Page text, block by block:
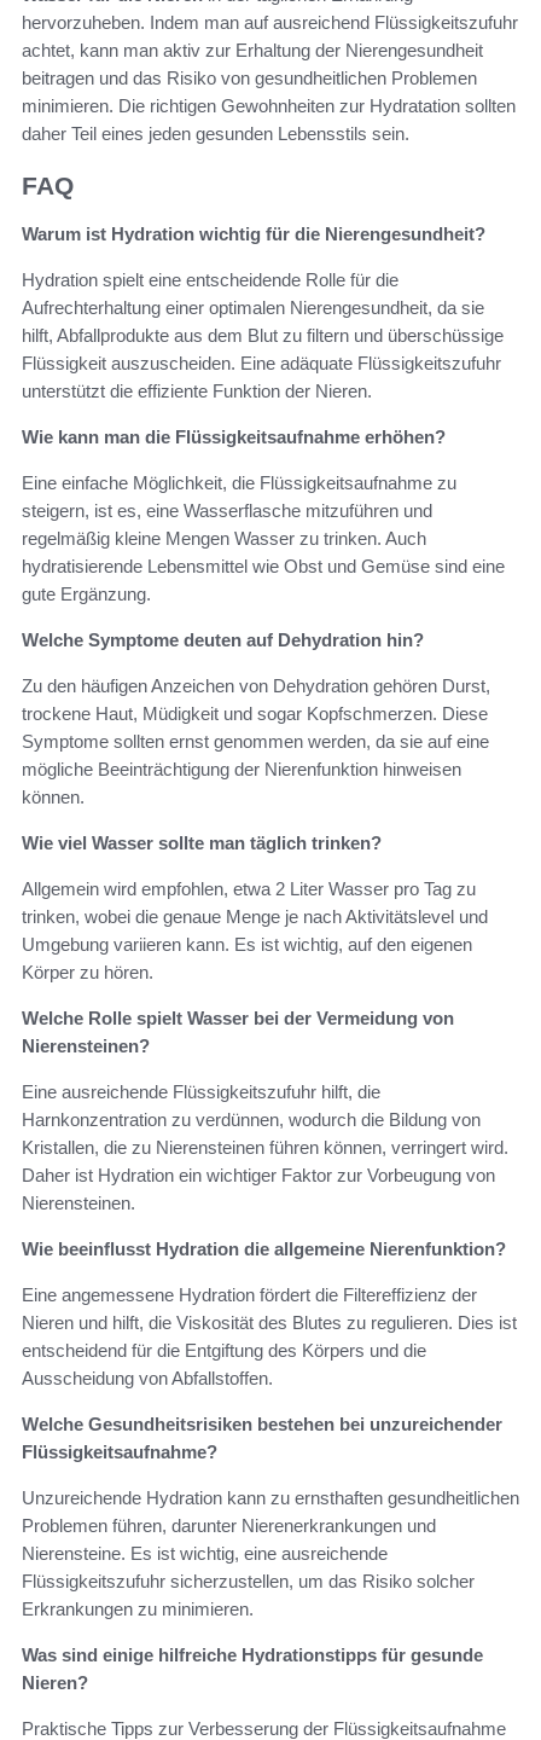
hervorzuheben. Indem man auf ausreichend Flüssigkeitszufuhr
achtet, kann man aktiv zur Erhaltung der Nierengesundheit
beitragen und das Risiko von gesundheitlichen Problemen
minimieren. Die richtigen Gewohnheiten zur Hydratation sollten
daher Teil eines jeden gesunden Lebensstils sein.
FAQ
Warum ist Hydration wichtig für die Nierengesundheit?
Hydration spielt eine entscheidende Rolle für die
Aufrechterhaltung einer optimalen Nierengesundheit, da sie
hilft, Abfallprodukte aus dem Blut zu filtern und überschüssige
Flüssigkeit auszuscheiden. Eine adäquate Flüssigkeitszufuhr
unterstützt die effiziente Funktion der Nieren.
Wie kann man die Flüssigkeitsaufnahme erhöhen?
Eine einfache Möglichkeit, die Flüssigkeitsaufnahme zu
steigern, ist es, eine Wasserflasche mitzuführen und
regelmäßig kleine Mengen Wasser zu trinken. Auch
hydratisierende Lebensmittel wie Obst und Gemüse sind eine
gute Ergänzung.
Welche Symptome deuten auf Dehydration hin?
Zu den häufigen Anzeichen von Dehydration gehören Durst,
trockene Haut, Müdigkeit und sogar Kopfschmerzen. Diese
Symptome sollten ernst genommen werden, da sie auf eine
mögliche Beeinträchtigung der Nierenfunktion hinweisen
können.
Wie viel Wasser sollte man täglich trinken?
Allgemein wird empfohlen, etwa 2 Liter Wasser pro Tag zu
trinken, wobei die genaue Menge je nach Aktivitätslevel und
Umgebung variieren kann. Es ist wichtig, auf den eigenen
Körper zu hören.
Welche Rolle spielt Wasser bei der Vermeidung von
Nierensteinen?
Eine ausreichende Flüssigkeitszufuhr hilft, die
Harnkonzentration zu verdünnen, wodurch die Bildung von
Kristallen, die zu Nierensteinen führen können, verringert wird.
Daher ist Hydration ein wichtiger Faktor zur Vorbeugung von
Nierensteinen.
Wie beeinflusst Hydration die allgemeine Nierenfunktion?
Eine angemessene Hydration fördert die Filtereffizienz der
Nieren und hilft, die Viskosität des Blutes zu regulieren. Dies ist
entscheidend für die Entgiftung des Körpers und die
Ausscheidung von Abfallstoffen.
Welche Gesundheitsrisiken bestehen bei unzureichender
Flüssigkeitsaufnahme?
Unzureichende Hydration kann zu ernsthaften gesundheitlichen
Problemen führen, darunter Nierenerkrankungen und
Nierensteine. Es ist wichtig, eine ausreichende
Flüssigkeitszufuhr sicherzustellen, um das Risiko solcher
Erkrankungen zu minimieren.
Was sind einige hilfreiche Hydrationstipps für gesunde
Nieren?
Praktische Tipps zur Verbesserung der Flüssigkeitsaufnahme